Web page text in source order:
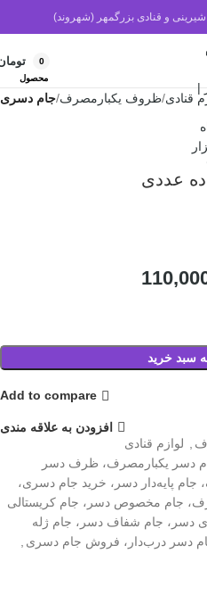
و قنادی بزرگمهر (شهروند)
0
محصول
قنادی ظروف یکبارمصرف جام دسری
سبد خرید
Add to compare
افزودن به علاقه مندی
, لوازم قنادی
دسر یکبارمصرف، ظرف دسر
پایه‌دار دسر، خرید جام دسری،
جام مخصوص دسر، جام کریستالی
دسر، جام شفاف دسر، جام ژله
دسر درب‌دار، فروش جام دسری ,